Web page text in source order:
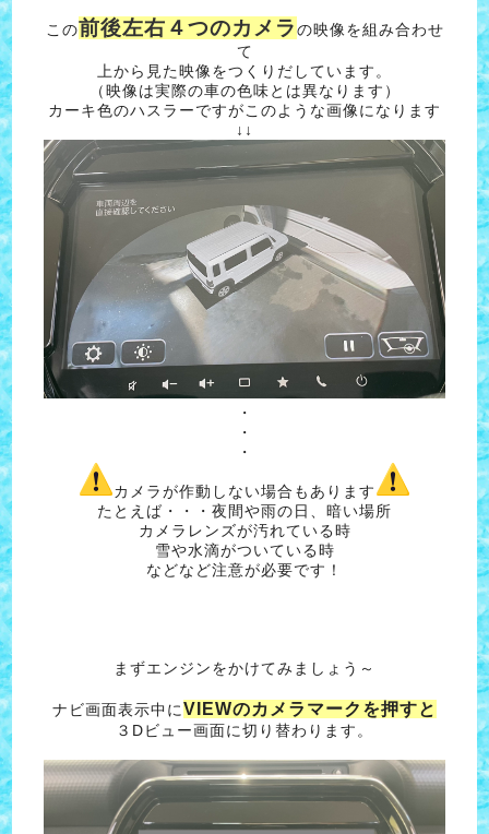
この前後左右４つのカメラの映像を組み合わせ
て
上から見た映像をつくりだしています。
（映像は実際の車の色味とは異なります）
カーキ色のハスラーですがこのような画像になります
↓↓
・
・
・
カメラが作動しない場合もあります
たとえば・・・夜間や雨の日、暗い場所
カメラレンズが汚れている時
雪や水滴がついている時
などなど注意が必要です！
まずエンジンをかけてみましょう～
ナビ画面表示中にVIEWのカメラマークを押すと
３Dビュー画面に切り替わります。